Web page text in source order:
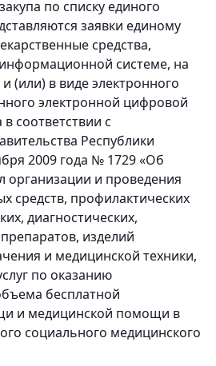
по списку единого
заявки единому
средства,
системе, на
(или) в виде электронного
электронной цифровой
соответствии с
Республики
2009 года № 1729 «Об
организации и проведения
средств, профилактических
диагностических,
изделий
и медицинской техники,
по оказанию
бесплатной
и медицинской помощи в
социального медицинского